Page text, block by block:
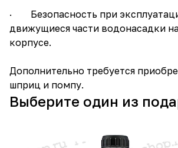
· Безопасность при
движущиеся части водонасадки
корпусе.
Дополнительно требуется
шприц и помпу.
Выберите один из